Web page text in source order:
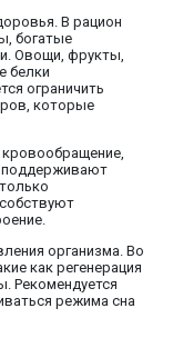
В рацион
богатые
Овощи, фрукты,
белки
ограничить
которые
поддерживают
организма. Во
как регенерация
Рекомендуется
режима сна